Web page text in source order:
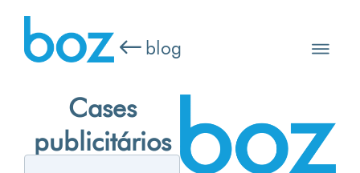
blog
Cases
publicitários